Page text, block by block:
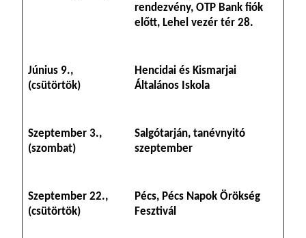
rendezvény, OTP Bank fiók
előtt, Lehel vezér tér 28.
Június 9.,
(csütörtök)
Hencidai és Kismarjai
Általános Iskola
Szeptember 3.,
(szombat)
Salgótarján, tanévnyitó
szeptember
Szeptember 22.,
(csütörtök)
Pécs, Pécs Napok Örökség
Fesztivál